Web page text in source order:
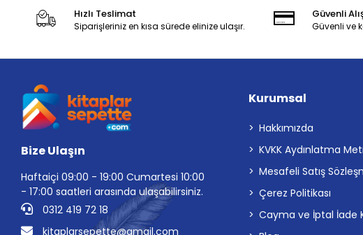
Hızlı Teslimat
Siparişleriniz en kısa sürede elinize ulaşır.
Güvenli
Güvenli ve
Bize Ulaşın
Haftaiçi 09:00 - 19:00 Cumartesi 10:00
- 17:00 saatleri arasında ulaşabilirsiniz.
0312 419 72 18
kitaplarsepette@gmail.com
Kurumsal
Hakkımızda
KVKK Aydınlatma
Mesafeli Satış
Çerez Politikası
Cayma ve İptal İade